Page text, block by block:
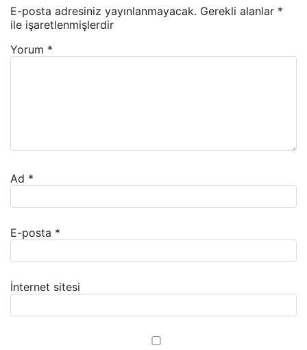
E-posta adresiniz yayınlanmayacak. Gerekli alanlar *
ile işaretlenmişlerdir
Yorum *
Ad *
E-posta *
İnternet sitesi